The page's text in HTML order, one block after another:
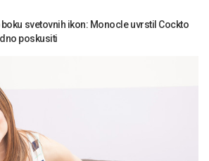
svetovnih ikon: Monocle uvrstil Cockto
poskusiti